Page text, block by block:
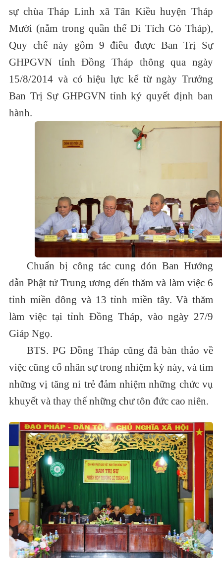
sự chùa Tháp Linh xã Tân Kiều huyện Tháp
Mười (nằm trong quần thể Di Tích Gò Tháp),
Quy chế này gồm 9 điều được Ban Trị Sự
GHPGVN tỉnh Đồng Tháp thông qua ngày
15/8/2014 và có hiệu lực kể từ ngày Trưởng
Ban Trị Sự GHPGVN tỉnh ký quyết định ban
hành.
Chuẩn bị công tác cung đón Ban Hướng
dẫn Phật tử Trung ương đến thăm và làm việc 6
tỉnh miền đông và 13 tỉnh miền tây. Và thăm
làm việc tại tỉnh Đồng Tháp, vào ngày 27/9
Giáp Ngọ.
BTS. PG Đồng Tháp cũng đã bàn thảo về
việc cũng cố nhân sự trong nhiệm kỳ này, và tìm
những vị tăng ni trẻ đảm nhiệm những chức vụ
khuyết và thay thế những chư tôn đức cao niên.